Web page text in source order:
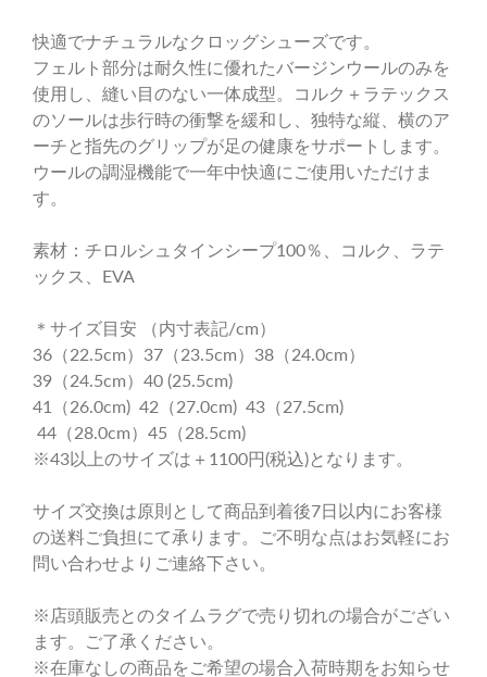
快適でナチュラルなクロッグシューズです。
フェルト部分は耐久性に優れたバージンウールのみを
使用し、縫い目のない一体成型。コルク＋ラテックス
のソールは歩行時の衝撃を緩和し、独特な縦、横のア
ーチと指先のグリップが足の健康をサポートします。
ウールの調湿機能で一年中快適にご使用いただけま
す。
素材：チロルシュタインシープ100％、コルク、ラテ
ックス、EVA
＊サイズ目安 （内寸表記/cm）
36（22.5cm）37（23.5cm）38（24.0cm）
39（24.5cm）40 (25.5cm)
41（26.0cm) 42（27.0cm) 43（27.5cm)
44（28.0cm）45（28.5cm)
※43以上のサイズは＋1100円(税込)となります。
サイズ交換は原則として商品到着後7日以内にお客様
の送料ご負担にて承ります。ご不明な点はお気軽にお
問い合わせよりご連絡下さい。
※店頭販売とのタイムラグで売り切れの場合がござい
ます。ご了承ください。
※在庫なしの商品をご希望の場合入荷時期をお知らせ